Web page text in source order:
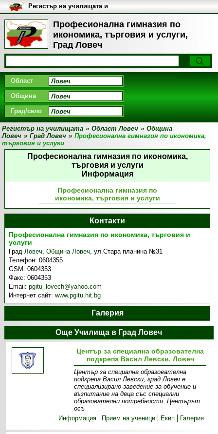
Професионална гимназия по
икономика, търговия и услуги,
Град Ловеч
Регистър на училищата и
университетите в България
Област
Община
Град/село
Регистър на училищата » Област Ловеч » Община
Ловеч » Град Ловеч » Професионална гимназия по икономика,
търговия и услуги
Професионална гимназия по икономика,
търговия и услуги
Информация
Професионална гимназия по
икономика, търговия и услуги
Контакти
Професионална гимназия по икономика, търговия и
услуги
ГрадЛовеч,Община Ловеч,ул.Стара планина №31
Телефон:0604355
GSM:0604353
Факс:0604353
Email:pgitu_lovech@yahoo.com
Интернет сайт:www.pgitu.hit.bg
Галерия
Още Училища в Град Ловеч
Център за специална образователна
подкрепа Васил Левски, Ловеч
Център за специална образователна
подкрепа Васил Левски, град Ловеч е
специализирано заведение за обучение и
възпитание на деца със специални
образователни потребности. Центърът
осъ
Информация
Прием на ученици Екип Галерия